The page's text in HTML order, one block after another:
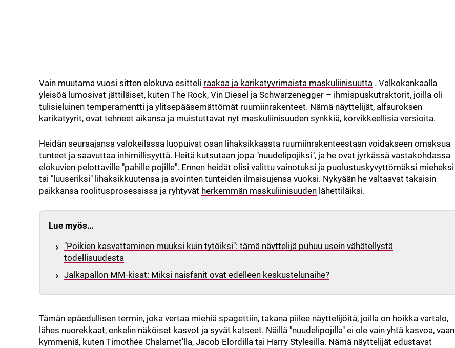
Vain muutama vuosi sitten elokuva esitteli raakaa ja karikatyyrimaista maskuliinisuutta . Valkokankaalla
yleisöä lumosivat jättiläiset, kuten The Rock, Vin Diesel ja Schwarzenegger – ihmispuskutraktorit, joilla oli
tulisieluinen temperamentti ja ylitsepääsemättömät ruumiinrakenteet. Nämä näyttelijät, alfauroksen
karikatyyrit, ovat tehneet aikansa ja muistuttavat nyt maskuliinisuuden synkkiä, korvikkeellisia versioita.
Heidän seuraajansa valokeilassa luopuivat osan lihaksikkaasta ruumiinrakenteestaan voidakseen omaksua
tunteet ja saavuttaa inhimillisyyttä. Heitä kutsutaan jopa "nuudelipojiksi", ja he ovat jyrkässä vastakohdassa
elokuvien pelottaville "pahille pojille". Ennen heidät olisi valittu vainotuksi ja puolustuskyvyttömäksi mieheksi
tai "luuseriksi" lihaksikkuutensa ja avointen tunteiden ilmaisujensa vuoksi. Nykyään he valtaavat takaisin
paikkansa roolitusprosessissa ja ryhtyvät herkemmän maskuliinisuuden lähettiläiksi.
Lue myös…
"Poikien kasvattaminen muuksi kuin tytöiksi": tämä näyttelijä puhuu usein vähätellystä
todellisuudesta
Jalkapallon MM-kisat: Miksi naisfanit ovat edelleen keskustelunaihe?
Tämän epäedullisen termin, joka vertaa miehiä spagettiin, takana piilee näyttelijöitä, joilla on hoikka vartalo,
lähes nuorekkaat, enkelin näköiset kasvot ja syvät katseet. Näillä "nuudelipojilla" ei ole vain yhtä kasvoa, vaan
kymmeniä, kuten Timothée Chalamet'lla, Jacob Elordilla tai Harry Stylesilla. Nämä näyttelijät edustavat